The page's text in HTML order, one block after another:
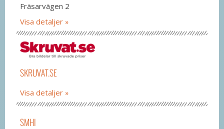
Fräsarvägen 2
Visa detaljer
SKRUVAT.SE
Visa detaljer
SMHI